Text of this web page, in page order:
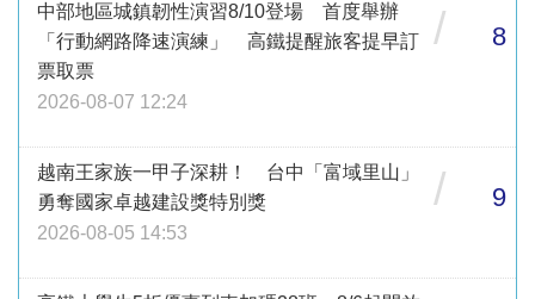
中部地區城鎮韌性演習8/10登場 首度舉辦
「行動網路降速演練」 高鐵提醒旅客提早訂
票取票
2026-08-07 12:24
/ 8
越南王家族一甲子深耕！ 台中「富域里山」
勇奪國家卓越建設獎特別獎
2026-08-05 14:53
/ 9